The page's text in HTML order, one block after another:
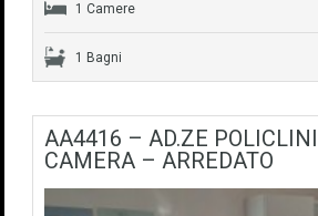
1 Camere
1 Bagni
AA4416 – AD.ZE
CAMERA – ARREDATO